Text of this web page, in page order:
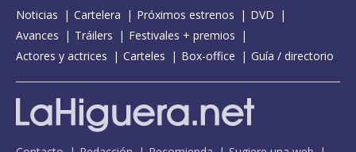
Noticias Cartelera Próximos estrenos
DVD
Avances
Tráilers
Festivales + premios
Actores y actrices
Carteles Box-office Guía / directorio